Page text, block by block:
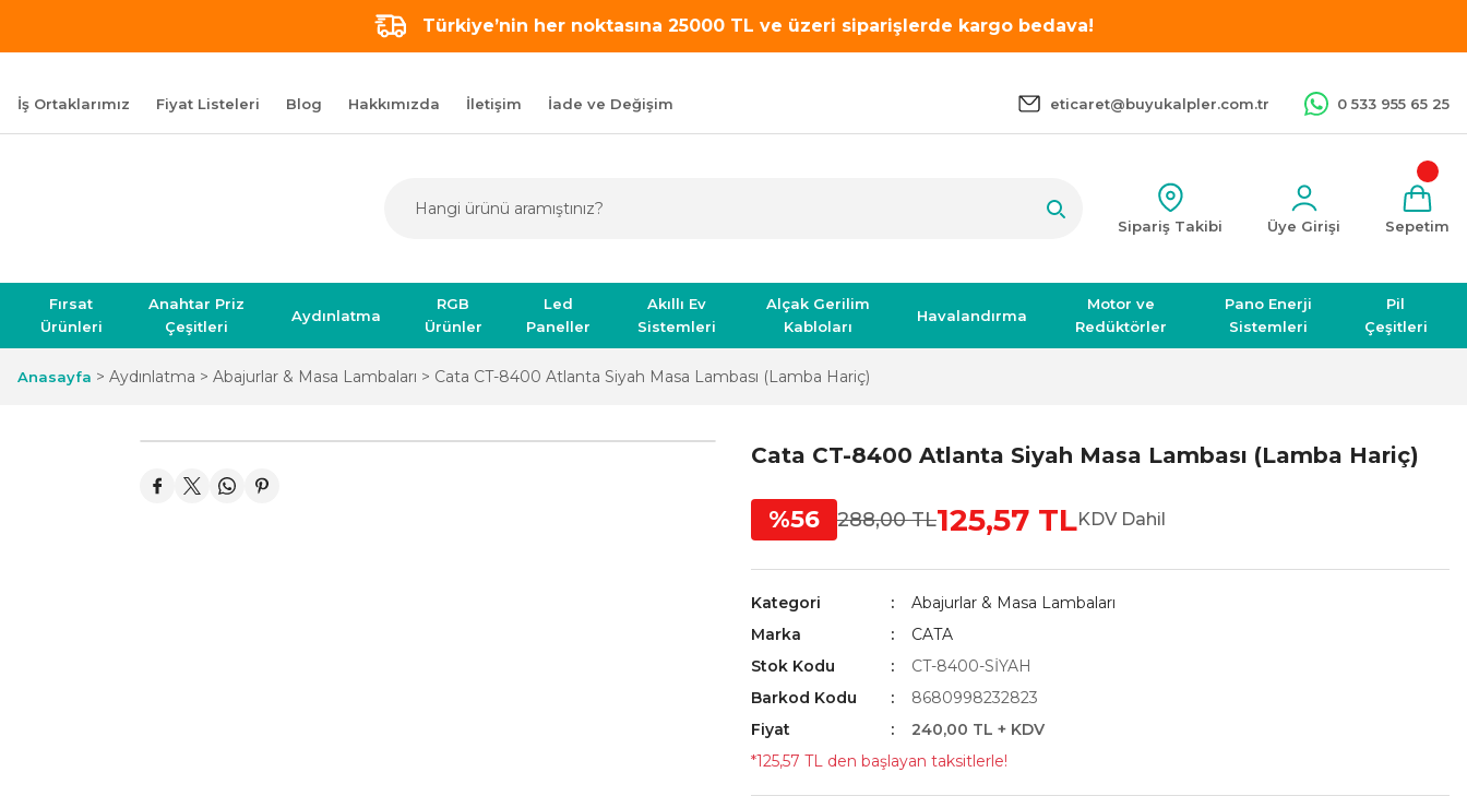
Türkiye’nin her noktasına 25000 TL ve üzeri siparişlerde kargo bedava!
İş Ortaklarımız Fiyat Listeleri Blog Hakkımızda İletişim İade ve Değişim eticaret@buyukalpler.com.tr 0 533 955 65 25
Sipariş Takibi Üye Girişi Sepetim
Fırsat
Ürünleri
Anahtar Priz
Çeşitleri
Aydınlatma
RGB
Ürünler
Led
Paneller
Akıllı Ev
Sistemleri
Alçak Gerilim
Kabloları
Havalandırma
Motor ve
Redüktörler
Pano Enerji
Sistemleri
Pil
Çeşitleri
Anasayfa Aydınlatma Abajurlar & Masa Lambaları Cata CT-8400 Atlanta Siyah Masa Lambası (Lamba Hariç)
Cata CT-8400 Atlanta Siyah Masa Lambası (Lamba Hariç)
%56 288,00 TL125,57 TLKDV Dahil
Kategori
Abajurlar & Masa Lambaları
Marka
CATA
Stok Kodu
CT-8400-SİYAH
Barkod Kodu
8680998232823
Fiyat
240,00 TL + KDV
*125,57 TL den başlayan taksitlerle!